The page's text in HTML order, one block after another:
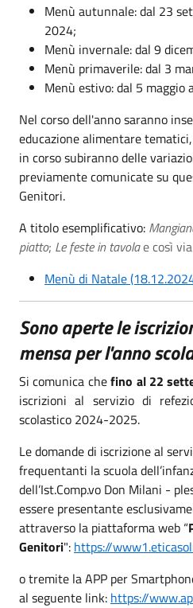
Menù autunnale: dal 23
2024;
Menù invernale: dal 9
Menù primaverile: dal 3
Menù estivo: dal 5 maggio
Nel corso dell'anno saranno
educazione alimentare
in corso subiranno delle
previamente comunicate su
Genitori.
A titolo esemplificativo:
piatto; Le feste in tavolae così via
Menù di Natale
Sono aperte le
mensa per l'anno
Si comunica chefino al 22
iscrizioni al servizio di
scolastico 2024-2025.
Le domande di iscrizione al
frequentanti la scuola
dell’Ist.Comp.vo Don Milani -
essere presentante
attraverso la piattaforma web “
Genitori": https://
o tremite la APP per
al seguente link: https://